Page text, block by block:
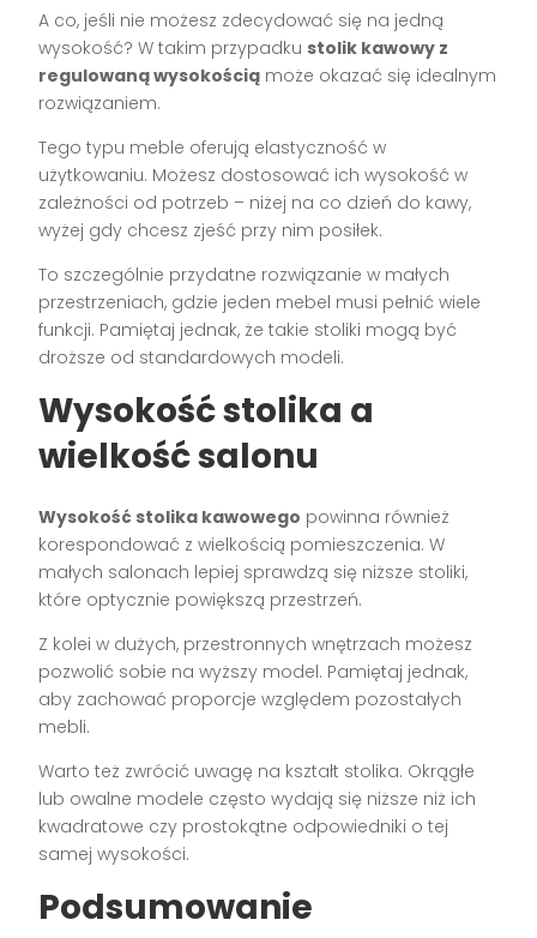
A co, jeśli nie możesz zdecydować się na jedną
wysokość? W takim przypadku stolik kawowy z
regulowaną wysokością może okazać się idealnym
rozwiązaniem.
Tego typu meble oferują elastyczność w
użytkowaniu. Możesz dostosować ich wysokość w
zależności od potrzeb – niżej na co dzień do kawy,
wyżej gdy chcesz zjeść przy nim posiłek.
To szczególnie przydatne rozwiązanie w małych
przestrzeniach, gdzie jeden mebel musi pełnić wiele
funkcji. Pamiętaj jednak, że takie stoliki mogą być
droższe od standardowych modeli.
Wysokość stolika a
wielkość salonu
Wysokość stolika kawowego powinna również
korespondować z wielkością pomieszczenia. W
małych salonach lepiej sprawdzą się niższe stoliki,
które optycznie powiększą przestrzeń.
Z kolei w dużych, przestronnych wnętrzach możesz
pozwolić sobie na wyższy model. Pamiętaj jednak,
aby zachować proporcje względem pozostałych
mebli.
Warto też zwrócić uwagę na kształt stolika. Okrągłe
lub owalne modele często wydają się niższe niż ich
kwadratowe czy prostokątne odpowiedniki o tej
samej wysokości.
Podsumowanie